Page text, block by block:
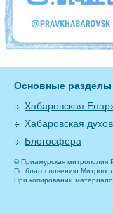
Основные разделы
Хабаровская
Хабаровская
Блогосфера
© Приамурская митрополия
По благословению
При копировании